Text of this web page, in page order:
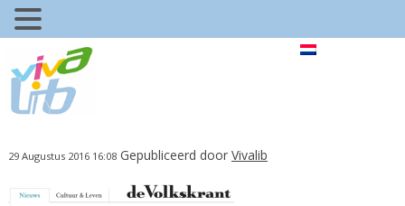
29 Augustus 2016 16:08 Gepubliceerd door Vivalib